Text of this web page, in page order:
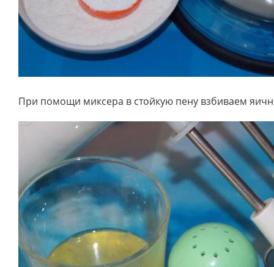
При помощи миксера в стойкую пену взбиваем